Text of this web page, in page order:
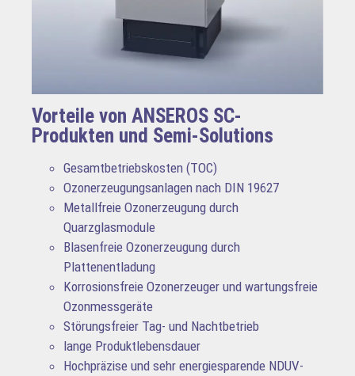
Vorteile von ANSEROS SC-
Produkten und Semi-Solutions
Gesamtbetriebskosten (TOC)
Ozonerzeugungsanlagen nach DIN 19627
Metallfreie Ozonerzeugung durch
Quarzglasmodule
Blasenfreie Ozonerzeugung durch
Plattenentladung
Korrosionsfreie Ozonerzeuger und wartungsfreie
Ozonmessgeräte
Störungsfreier Tag- und Nachtbetrieb
lange Produktlebensdauer
Hochpräzise und sehr energiesparende NDUV-